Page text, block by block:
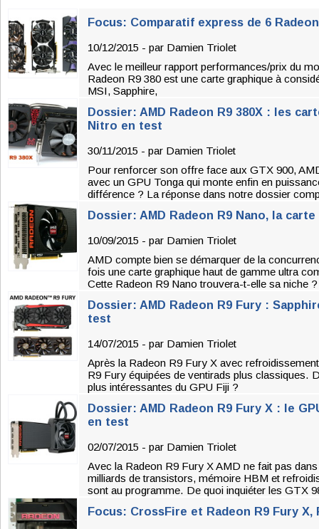
Focus: Comparatif express de 6 Radeon
10/12/2015 - par Damien Triolet
Avec le meilleur rapport performances/prix du
Radeon R9 380 est une carte graphique à
MSI, Sapphire,
Dossier: AMD Radeon R9 380X : les
Nitro en test
30/11/2015 - par Damien Triolet
Pour renforcer son offre face aux GTX 900,
avec un GPU Tonga qui monte enfin en
différence ? La réponse dans notre dossier
Dossier: AMD Radeon R9 Nano, la
10/09/2015 - par Damien Triolet
AMD compte bien se démarquer de la
fois une carte graphique haut de gamme ultra
Cette Radeon R9 Nano trouvera-t-elle sa niche ?
Dossier: AMD Radeon R9 Fury :
test
14/07/2015 - par Damien Triolet
Après la Radeon R9 Fury X avec
R9 Fury équipées de ventirads plus classiques.
plus intéressantes du GPU Fiji ?
Dossier: AMD Radeon R9 Fury X : le
en test
02/07/2015 - par Damien Triolet
Avec la Radeon R9 Fury X AMD ne fait pas
milliards de transistors, mémoire HBM et
sont au programme. De quoi inquiéter les GTX
Focus: CrossFire et Radeon R9 Fury X,